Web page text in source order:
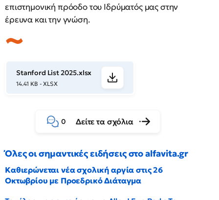
επιστημονική πρόοδο του Ιδρύματός μας στην
έρευνα και την γνώση.
Stanford List 2025.xlsx
14.41 KB - XLSX
0 Δείτε τα σχόλια
Όλες οι σημαντικές ειδήσεις στο alfavita.gr
Καθιερώνεται νέα σχολική αργία στις 26
Οκτωβρίου με Προεδρικό Διάταγμα